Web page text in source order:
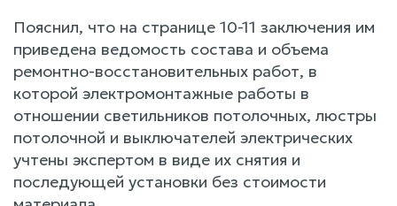
Пояснил, что на странице 10-11 заключения им
приведена ведомость состава и объема
ремонтно-восстановительных работ, в
которой электромонтажные работы в
отношении светильников потолочных, люстры
потолочной и выключателей электрических
учтены экспертом в виде их снятия и
последующей установки без стоимости